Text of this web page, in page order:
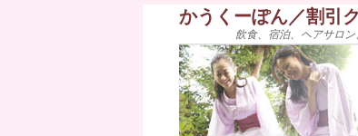
かうくーぽん／割引
飲食、宿泊、ヘアサロ